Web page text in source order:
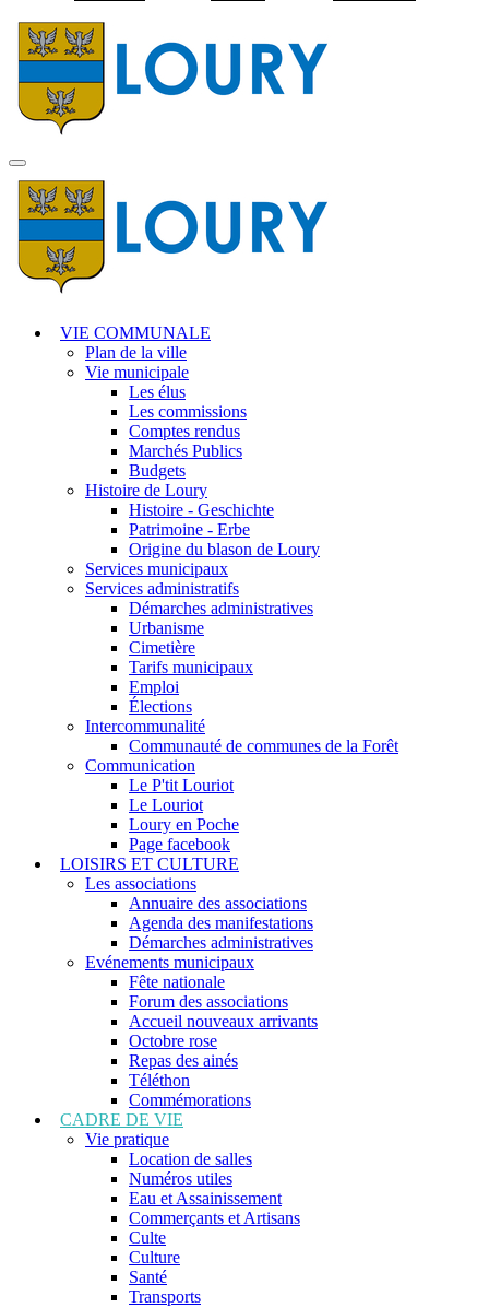
MENU
PRINCIPAL
VIE COMMUNALE
Plan de la ville
Vie municipale
Les élus
Les commissions
Comptes rendus
Marchés Publics
Budgets
Histoire de Loury
Histoire - Geschichte
Patrimoine - Erbe
Origine du blason de Loury
Services municipaux
Services administratifs
Démarches administratives
Urbanisme
Cimetière
Tarifs municipaux
Emploi
Élections
Intercommunalité
Communauté de communes de la Forêt
Communication
Le P'tit Louriot
Le Louriot
Loury en Poche
Page facebook
LOISIRS ET CULTURE
Les associations
Annuaire des associations
Agenda des manifestations
Démarches administratives
Evénements municipaux
Fête nationale
Forum des associations
Accueil nouveaux arrivants
Octobre rose
Repas des ainés
Téléthon
Commémorations
CADRE DE VIE
Vie pratique
Location de salles
Numéros utiles
Eau et Assainissement
Commerçants et Artisans
Culte
Culture
Santé
Transports